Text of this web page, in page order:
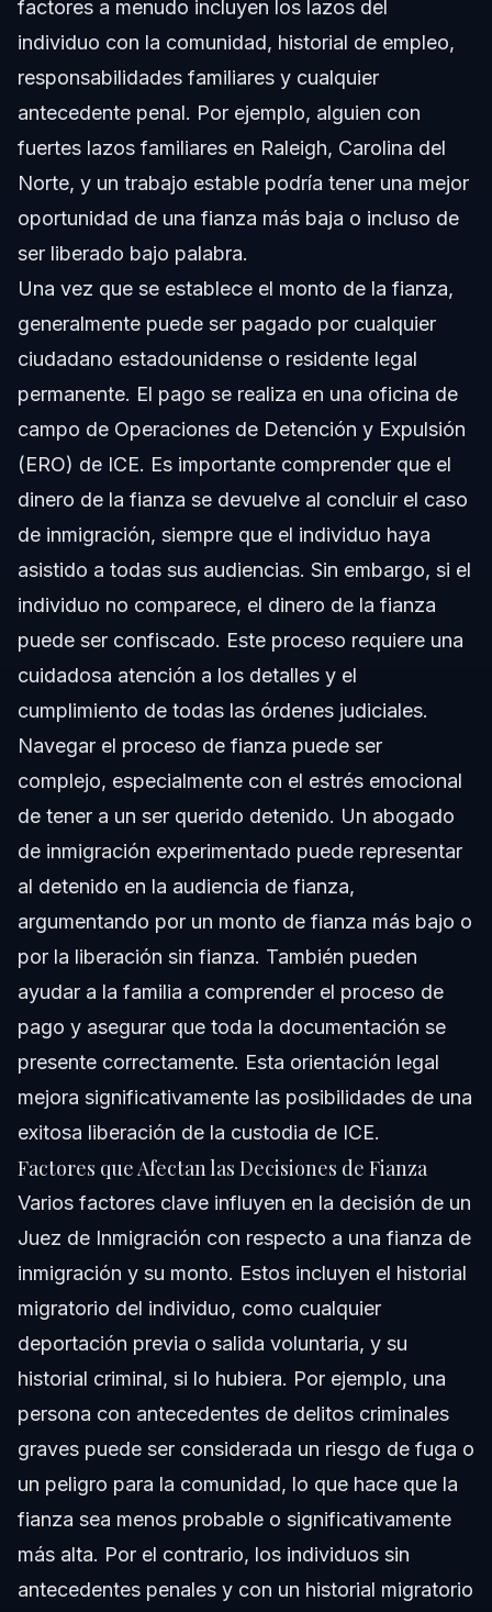
factores a menudo incluyen los lazos del
individuo con la comunidad, historial de empleo,
responsabilidades familiares y cualquier
antecedente penal. Por ejemplo, alguien con
fuertes lazos familiares en Raleigh, Carolina del
Norte, y un trabajo estable podría tener una mejor
oportunidad de una fianza más baja o incluso de
ser liberado bajo palabra.
Una vez que se establece el monto de la fianza,
generalmente puede ser pagado por cualquier
ciudadano estadounidense o residente legal
permanente. El pago se realiza en una oficina de
campo de Operaciones de Detención y Expulsión
(ERO) de ICE. Es importante comprender que el
dinero de la fianza se devuelve al concluir el caso
de inmigración, siempre que el individuo haya
asistido a todas sus audiencias. Sin embargo, si el
individuo no comparece, el dinero de la fianza
puede ser confiscado. Este proceso requiere una
cuidadosa atención a los detalles y el
cumplimiento de todas las órdenes judiciales.
Navegar el proceso de fianza puede ser
complejo, especialmente con el estrés emocional
de tener a un ser querido detenido. Un abogado
de inmigración experimentado puede representar
al detenido en la audiencia de fianza,
argumentando por un monto de fianza más bajo o
por la liberación sin fianza. También pueden
ayudar a la familia a comprender el proceso de
pago y asegurar que toda la documentación se
presente correctamente. Esta orientación legal
mejora significativamente las posibilidades de una
exitosa liberación de la custodia de ICE.
Factores que Afectan las Decisiones de Fianza
Varios factores clave influyen en la decisión de un
Juez de Inmigración con respecto a una fianza de
inmigración y su monto. Estos incluyen el historial
migratorio del individuo, como cualquier
deportación previa o salida voluntaria, y su
historial criminal, si lo hubiera. Por ejemplo, una
persona con antecedentes de delitos criminales
graves puede ser considerada un riesgo de fuga o
un peligro para la comunidad, lo que hace que la
fianza sea menos probable o significativamente
más alta. Por el contrario, los individuos sin
antecedentes penales y con un historial migratorio